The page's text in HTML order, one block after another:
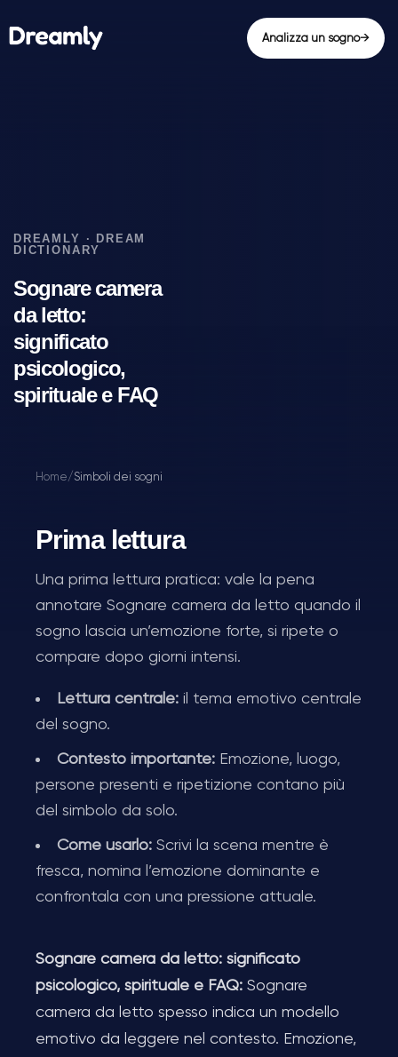
Analizza un sogno→
Sognare camera
da letto:
significato
psicologico,
spirituale e FAQ
Home/ Simboli dei sogni
Prima lettura
Una prima lettura pratica: vale la pena
annotare Sognare camera da letto quando il
sogno lascia un’emozione forte, si ripete o
compare dopo giorni intensi.
Lettura centrale: il tema emotivo centrale
del sogno.
Contesto importante: Emozione, luogo,
persone presenti e ripetizione contano più
del simbolo da solo.
Come usarlo: Scrivi la scena mentre è
fresca, nomina l’emozione dominante e
confrontala con una pressione attuale.
Sognare camera da letto: significato
psicologico, spirituale e FAQ: Sognare
camera da letto spesso indica un modello
emotivo da leggere nel contesto. Emozione,